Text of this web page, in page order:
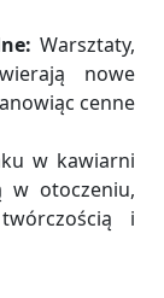
Warsztaty,
nowe
cenne
w kawiarni
w otoczeniu,
i